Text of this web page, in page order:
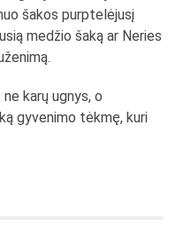
šakos purptelėjusį
medžio šaką ar Neries
karų ugnys, o
gyvenimo tėkmę, kuri